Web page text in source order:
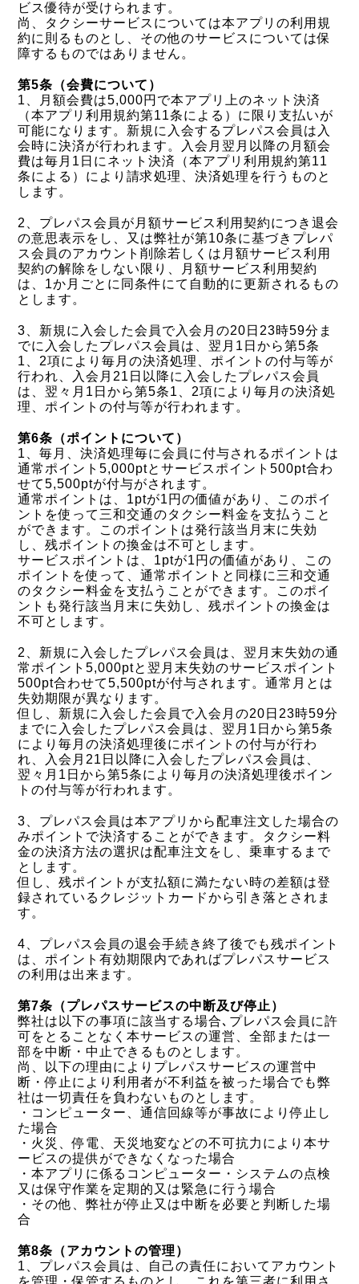
ビス優待が受けられます。
尚、タクシーサービスについては本アプリの利用規
約に則るものとし、その他のサービスについては保
障するものではありません。
第5条（会費について）
1、月額会費は5,000円で本アプリ上のネット決済
（本アプリ利用規約第11条による）に限り支払いが
可能になります。新規に入会するプレパス会員は入
会時に決済が行われます。入会月翌月以降の月額会
費は毎月1日にネット決済（本アプリ利用規約第11
条による）により請求処理、決済処理を行うものと
します。
2、プレパス会員が月額サービス利用契約につき退会
の意思表示をし、又は弊社が第10条に基づきプレパ
ス会員のアカウント削除若しくは月額サービス利用
契約の解除をしない限り、月額サービス利用契約
は、1か月ごとに同条件にて自動的に更新されるもの
とします。
3、新規に入会した会員で入会月の20日23時59分ま
でに入会したプレパス会員は、翌月1日から第5条
1、2項により毎月の決済処理、ポイントの付与等が
行われ、入会月21日以降に入会したプレパス会員
は、翌々月1日から第5条1、2項により毎月の決済処
理、ポイントの付与等が行われます。
第6条（ポイントについて）
1、毎月、決済処理毎に会員に付与されるポイントは
通常ポイント5,000ptとサービスポイント500pt合わ
せて5,500ptが付与がされます。
通常ポイントは、1ptが1円の価値があり、このポイ
ントを使って三和交通のタクシー料金を支払うこと
ができます。このポイントは発行該当月末に失効
し、残ポイントの換金は不可とします。
サービスポイントは、1ptが1円の価値があり、この
ポイントを使って、通常ポイントと同様に三和交通
のタクシー料金を支払うことができます。このポイ
ントも発行該当月末に失効し、残ポイントの換金は
不可とします。
2、新規に入会したプレパス会員は、翌月末失効の通
常ポイント5,000ptと翌月末失効のサービスポイント
500pt合わせて5,500ptが付与されます。通常月とは
失効期限が異なります。
但し、新規に入会した会員で入会月の20日23時59分
までに入会したプレパス会員は、翌月1日から第5条
により毎月の決済処理後にポイントの付与が行わ
れ、入会月21日以降に入会したプレパス会員は、
翌々月1日から第5条により毎月の決済処理後ポイン
トの付与等が行われます。
3、プレパス会員は本アプリから配車注文した場合の
みポイントで決済することができます。タクシー料
金の決済方法の選択は配車注文をし、乗車するまで
とします。
但し、残ポイントが支払額に満たない時の差額は登
録されているクレジットカードから引き落とされま
す。
4、プレパス会員の退会手続き終了後でも残ポイント
は、ポイント有効期限内であればプレパスサービス
の利用は出来ます。
第7条（プレパスサービスの中断及び停止）
弊社は以下の事項に該当する場合､プレパス会員に許
可をとることなく本サービスの運営、全部または一
部を中断・中止できるものとします。
尚、以下の理由によりプレパスサービスの運営中
断・停止により利用者が不利益を被った場合でも弊
社は一切責任を負わないものとします。
・コンピューター、通信回線等が事故により停止し
た場合
・火災、停電、天災地変などの不可抗力により本サ
ービスの提供ができなくなった場合
・本アプリに係るコンピューター・システムの点検
又は保守作業を定期的又は緊急に行う場合
・その他、弊社が停止又は中断を必要と判断した場
合
第8条（アカウントの管理）
1、プレパス会員は、自己の責任においてアカウント
を管理・保管するものとし、これを第三者に利用さ